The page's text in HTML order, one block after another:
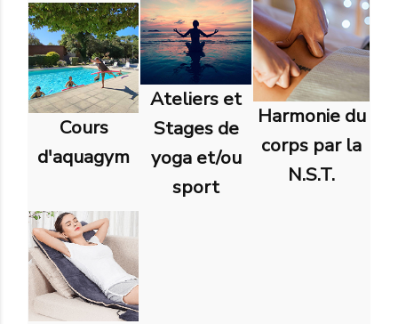
Cours
d'aquagym
Ateliers et
Stages de
yoga et/ou
sport
Harmonie du
corps par la
N.S.T.